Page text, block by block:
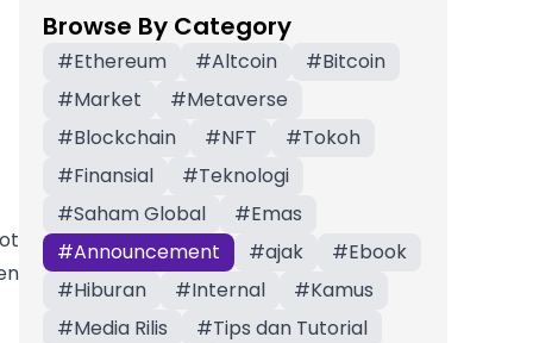
Browse By Category
#Ethereum #Altcoin #Bitcoin
#Market #Metaverse
#Blockchain #NFT #Tokoh
#Finansial #Teknologi
#Saham Global #Emas
#Announcement #ajak #Ebook
#Hiburan #Internal #Kamus
#Media Rilis #Tips dan Tutorial